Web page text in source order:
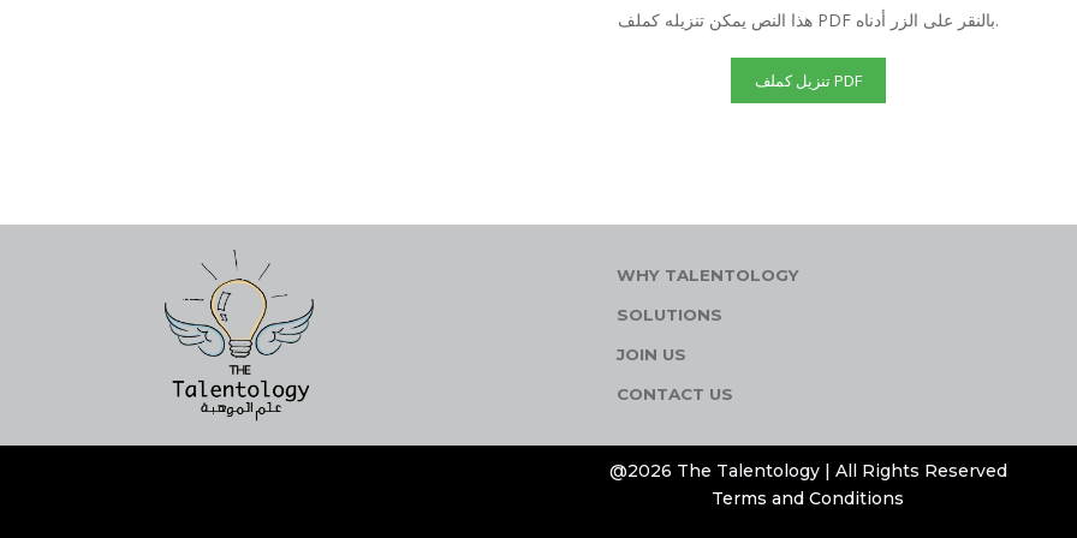
هذا النص يمكن تنزيله كملف PDF بالنقر على الزر أدناه.
تنزيل كملف PDF
WHY TALENTOLOGY
SOLUTIONS
JOIN US
CONTACT US
@2026 The Talentology | All Rights Reserved
Terms and Conditions